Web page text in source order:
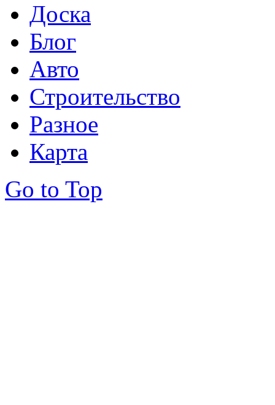
Доска
Блог
Авто
Строительство
Разное
Карта
Go to Top